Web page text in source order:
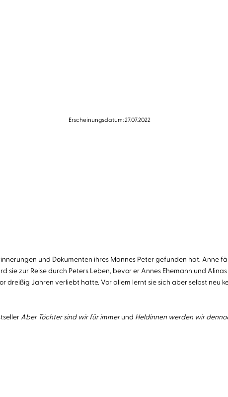
Erscheinungsdatum: 27.07.2022
und Dokumenten ihres Mannes Peter gefunden hat.
zur Reise durch Peters Leben, bevor er Annes Ehemann und
dreißig Jahren verliebt hatte. Vor allem lernt sie sich aber selbst neu
Aber Töchter sind wir für immerund Heldinnen werden wir